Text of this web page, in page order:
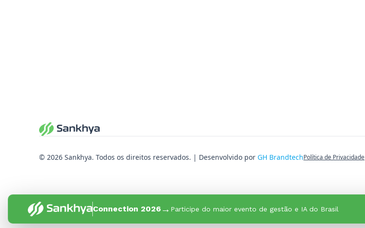
© 2026 Sankhya. Todos os direitos reservados. | Desenvolvido por GH BrandtechPolítica de Privacidade
Connection 2026 → Participe do maior evento de gestão e IA do Brasil